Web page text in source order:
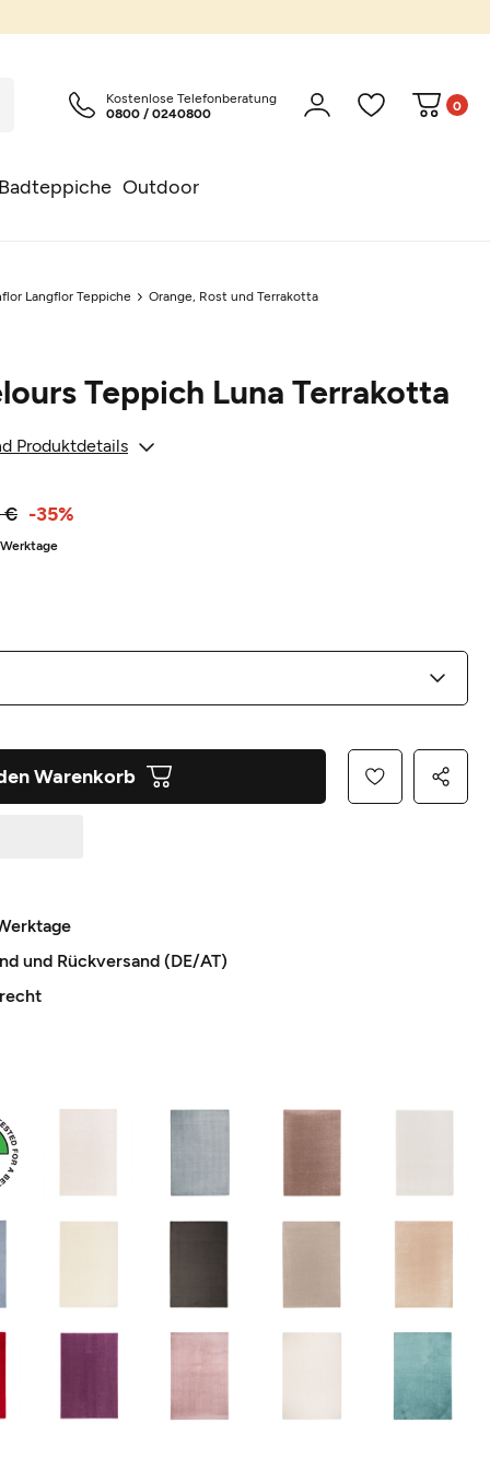
Outdoor
Kostenlose Telefonberatung
0800 / 0240800
0
Langflor Teppiche Orange, Rost und Terrakotta
Teppich Luna Terrakotta
Produktdetails
€ -35%
Warenkorb
und Rückversand (DE/AT)